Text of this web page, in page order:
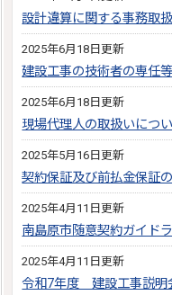
設計違算に関する事務取
2025年6月18日更新
建設工事の技術者の専任
2025年6月18日更新
現場代理人の取扱いにつ
2025年5月16日更新
契約保証及び前払金保証
2025年4月11日更新
南島原市随意契約ガイド
2025年4月11日更新
令和7年度 建設工事説明